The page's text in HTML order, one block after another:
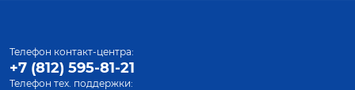
Телефон контакт-центра:
+7 (812) 595-81-21
Телефон тех. поддержки: